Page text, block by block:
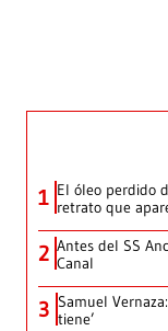
1 El óleo perdido
retrato que
2 Antes del SS
Canal
3 Samuel
tiene’